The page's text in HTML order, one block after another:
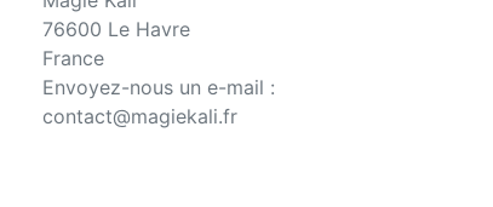
76600 Le Havre
France
Envoyez-nous un e-mail :
contact@magiekali.fr